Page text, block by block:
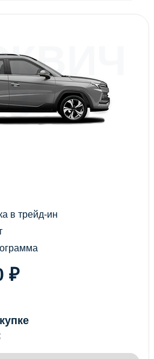
3
в трейд-ин
₽